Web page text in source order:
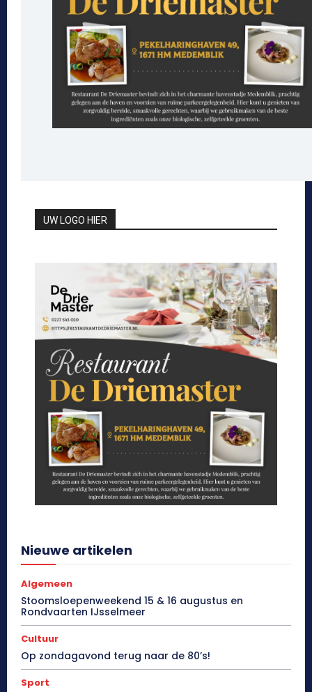
UW LOGO HIER
Nieuwe artikelen
Algemeen
Stoomsloepenweekend 15 & 16 augustus en
Rondvaarten IJsselmeer
Cultuur
Op zondagavond terug naar de 80’s!
Sport